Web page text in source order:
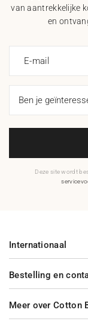
van aantrekkelijke
en
E-mail
Deze site wordt
Bestelling en
Meer over Cotton
Internationaal